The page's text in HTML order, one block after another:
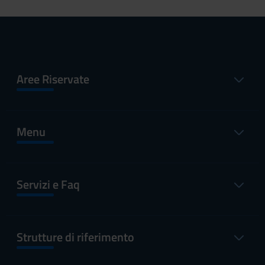
Aree Riservate
Menu
Servizi e Faq
Strutture di riferimento